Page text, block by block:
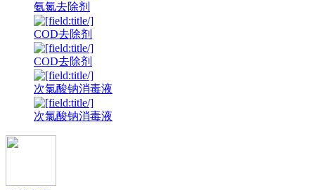
氨氮去除剂
COD去除剂
COD去除剂
次氯酸钠消毒液
次氯酸钠消毒液